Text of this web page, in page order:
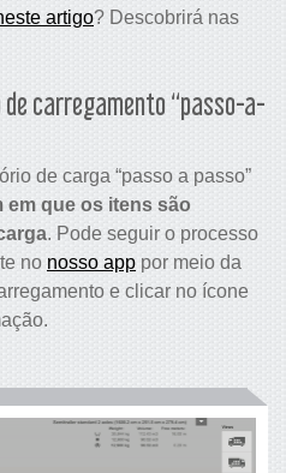
artigo? Descobrirá nas
carregamento “passo-a-
de carga “passo a passo”
em que os itens são
. Pode seguir o processo
no nosso app por meio da
e clicar no ícone